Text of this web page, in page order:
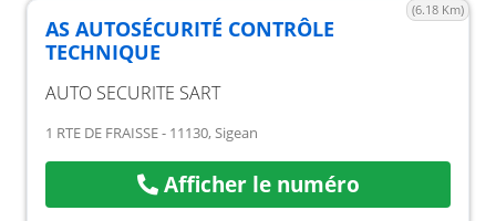
(6.18 Km)
AS AUTOSÉCURITÉ CONTRÔLE
TECHNIQUE
AUTO SECURITE SART
1 RTE DE FRAISSE - 11130, Sigean
Afficher le numéro